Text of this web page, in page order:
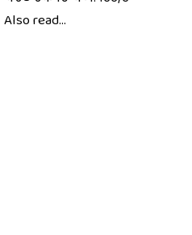
Also read...